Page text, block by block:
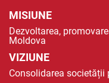
MISIUNE
Dezvoltarea,
Moldova
VIZIUNE
Consolidarea societății